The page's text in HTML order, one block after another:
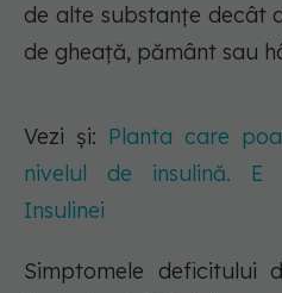
de alte substanțe decât
de gheață, pământ sau
Vezi și: Planta care
nivelul de insulină. E
Insulinei
Simptomele deficitului